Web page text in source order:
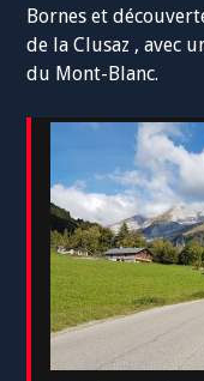
Bornes et
de la Clusaz , avec
du Mont-Blanc.